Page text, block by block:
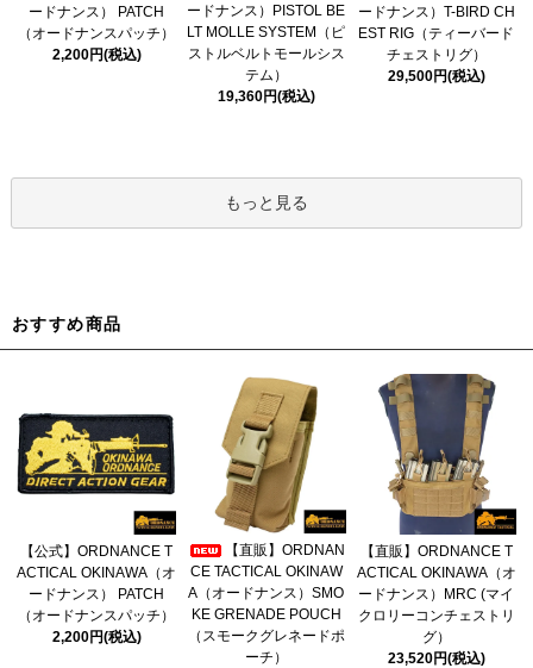
ードナンス） PATCH
（オードナンスパッチ）
2,200円(税込)
ードナンス）PISTOL BE
LT MOLLE SYSTEM（ピ
ストルベルトモールシス
テム）
19,360円(税込)
ードナンス）T-BIRD CH
EST RIG（ティーバード
チェストリグ）
29,500円(税込)
もっと見る
おすすめ商品
【公式】ORDNANCE T
ACTICAL OKINAWA（オ
ードナンス） PATCH
（オードナンスパッチ）
2,200円(税込)
【直販】ORDNAN
CE TACTICAL OKINAW
A（オードナンス）SMO
KE GRENADE POUCH
（スモークグレネードポ
ーチ）
【直販】ORDNANCE T
ACTICAL OKINAWA（オ
ードナンス）MRC (マイ
クロリーコンチェストリ
グ）
23,520円(税込)